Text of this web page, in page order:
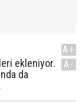
ekleniyor.
da
A+
A-